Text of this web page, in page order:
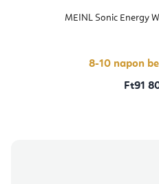
MEINL Sonic Energy
8-10 napon
Ft91